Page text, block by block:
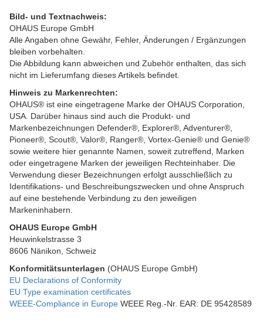
Bild- und Textnachweis:
OHAUS Europe GmbH
Alle Angaben ohne Gewähr, Fehler, Änderungen / Ergänzungen
bleiben vorbehalten.
Die Abbildung kann abweichen und Zubehör enthalten, das sich
nicht im Lieferumfang dieses Artikels befindet.
Hinweis zu Markenrechten:
OHAUS® ist eine eingetragene Marke der OHAUS Corporation,
USA. Darüber hinaus sind auch die Produkt- und
Markenbezeichnungen Defender®, Explorer®, Adventurer®,
Pioneer®, Scout®, Valor®, Ranger®, Vortex-Genie® und Genie®
sowie weitere hier genannte Namen, soweit zutreffend, Marken
oder eingetragene Marken der jeweiligen Rechteinhaber. Die
Verwendung dieser Bezeichnungen erfolgt ausschließlich zu
Identifikations- und Beschreibungszwecken und ohne Anspruch
auf eine bestehende Verbindung zu den jeweiligen
Markeninhabern.
OHAUS Europe GmbH
Heuwinkelstrasse 3
8606 Nänikon, Schweiz
Konformitätsunterlagen (OHAUS Europe GmbH)
EU Declarations of Conformity
EU Type examination certificates
WEEE-Compliance in Europe WEEE Reg.-Nr. EAR: DE 95428589